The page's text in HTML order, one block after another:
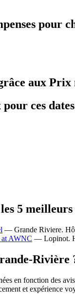
pour
aux Prix
ces dates
5
— Grande Riviere.
AWNC — Lopinot.
Rivière
en fonction des
et expérience